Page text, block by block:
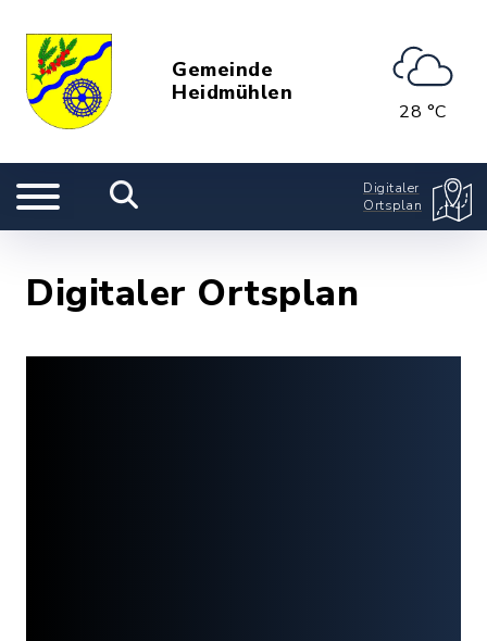
Gemeinde
Heidmühlen
28 °C
Digitaler
Ortsplan
Digitaler Ortsplan